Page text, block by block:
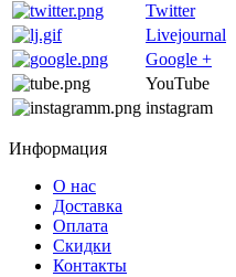
Twitter
Livejournal
Google +
YouTube
instagram
Информация
О нас
Доставка
Оплата
Скидки
Контакты